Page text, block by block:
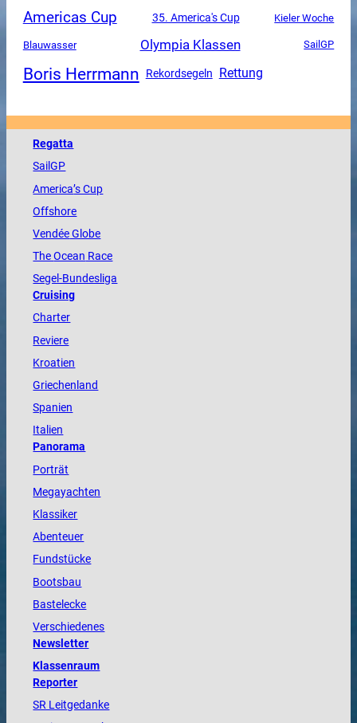
Americas Cup 35. America's Cup Kieler Woche
Blauwasser Olympia Klassen SailGP
Boris Herrmann Rekordsegeln Rettung
Regatta
SailGP
America’s Cup
Offshore
VendéeGlobe
TheOcean Race
Segel-Bundesliga
Cruising
Charter
Reviere
Kroatien
Griechenland
Spanien
Italien
Panorama
Porträt
Megayachten
Klassiker
Abenteuer
Fundstücke
Bootsbau
Bastelecke
Verschiedenes
Newsletter
Klassenraum
Reporter
SR Leitgedanke